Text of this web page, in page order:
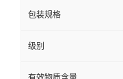
包装规格
级别